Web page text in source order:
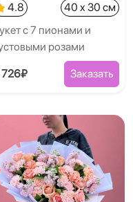
4.8
40 x 30 см
с 7 пионами и
розами
Заказать